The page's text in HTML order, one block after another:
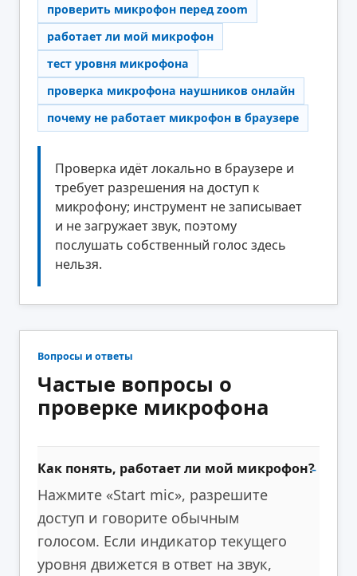
проверить микрофон перед zoom
работает ли мой микрофон
тест уровня микрофона
проверка микрофона наушников онлайн
почему не работает микрофон в браузере
Проверка идёт локально в браузере и
требует разрешения на доступ к
микрофону; инструмент не записывает
и не загружает звук, поэтому
послушать собственный голос здесь
нельзя.
Вопросы и ответы
Частые вопросы о
проверке микрофона
Как понять, работает ли мой микрофон?
Нажмите «Start mic», разрешите
доступ и говорите обычным
голосом. Если индикатор текущего
уровня движется в ответ на звук,